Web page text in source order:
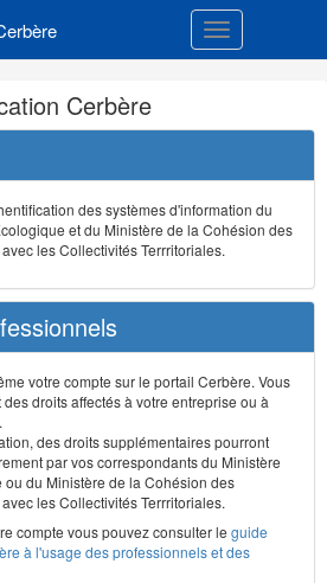
Toggle
Cerbère
des systèmes d'information du
et du Ministère de la Cohésion des
les Collectivités Terrritoriales.
votre compte sur le portail Cerbère. Vous
droits affectés à votre entreprise ou à
des droits supplémentaires pourront
par vos correspondants du Ministère
du Ministère de la Cohésion des
les Collectivités Terrritoriales.
compte vous pouvez consulter le guide
à l'usage des professionnels et des